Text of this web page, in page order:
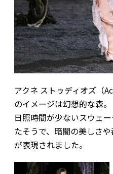
アクネ ストゥディオズ（
のイメージは幻想的な森。
日照時間が少ないスウェ
たそうで、暗闇の美しさ
が表現されました。